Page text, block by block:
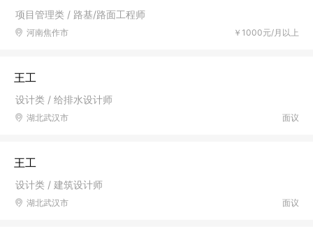
项目管理类 / 路基/路面工程师
￥1000元/月以上
河南焦作市
王工
设计类 / 给排水设计师
面议
湖北武汉市
王工
设计类 / 建筑设计师
面议
湖北武汉市